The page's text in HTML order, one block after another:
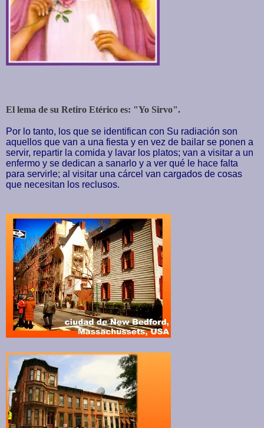
El lema de su Retiro Etérico es: "Yo Sirvo".
Por lo tanto, los que se identifican con Su radiación son
aquellos que van a una fiesta y en vez de bailar se ponen a
servir, repartir la comida y lavar los platos; van a visitar a un
enfermo y se dedican a sanarlo y a ver qué le hace falta
para servirle; al visitar una cárcel van cargados de cosas
que necesitan los reclusos.